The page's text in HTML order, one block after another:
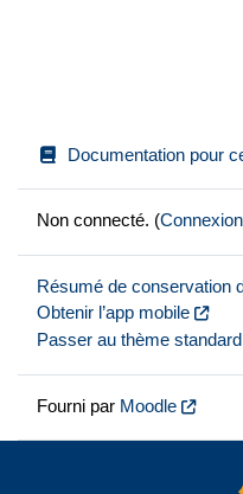
Documentation pour
Non connecté. (Connexion
Résumé de conservation
Obtenir l’app mobile
Passer au thème standard
Fourni par Moodle